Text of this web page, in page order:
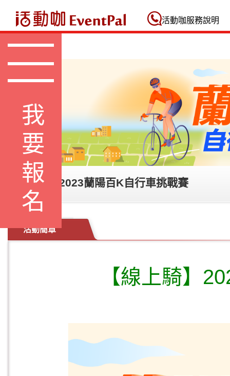
活動咖 Eventpal
活動咖服務說明
我要報名
【線上騎】2023蘭陽百K自行車挑戰賽
活動簡章
【線上騎】